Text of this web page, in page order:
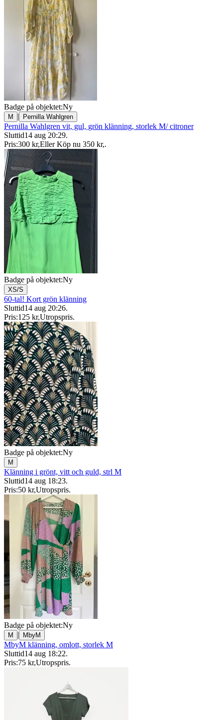
Badge på objektet:Ny
M | Pernilla Wahlgren
Pernilla Wahlgren vit, gul, grön klänning, storlek M/ citroner
Sluttid14 aug 20:29.
Pris:300 kr,Eller Köp nu 350 kr,.
Badge på objektet:Ny
XS/S
60-tal! Kort grön klänning
Sluttid14 aug 20:26.
Pris:125 kr,Utropspris.
Badge på objektet:Ny
M
Klänning i grönt, vitt och guld, strl M
Sluttid14 aug 18:23.
Pris:50 kr,Utropspris.
Badge på objektet:Ny
M | MbyM
MbyM klänning, omlott, storlek M
Sluttid14 aug 18:22.
Pris:75 kr,Utropspris.